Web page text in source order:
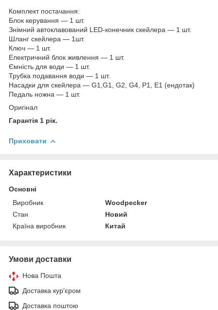
Комплект постачання:
Блок керування — 1 шт.
Знімний автоклавований LED-конечник скейлера — 1 шт.
Шланг скейлера ― 1шт.
Ключ — 1 шт.
Електричний блок живлення — 1 шт.
Ємність для води — 1 шт.
Трубка подавання води — 1 шт.
Насадки для скейлера — G1,G1, G2, G4, P1, E1 (ендотак)
Педаль ножна — 1 шт.
Оригінал
Гарантія 1 рік.
Приховати
Характеристики
Основні
Виробник
Woodpecker
Стан
Новий
Країна виробник
Китай
Умови доставки
Нова Пошта
Доставка кур'єром
Доставка поштою